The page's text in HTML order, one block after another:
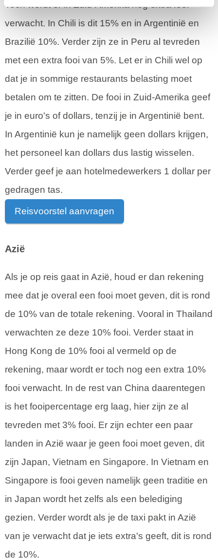
Toch wordt er in Zuid-Amerika nog extra fooi
verwacht. In Chili is dit 15% en in Argentinië en
Brazilië 10%. Verder zijn ze in Peru al tevreden
met een extra fooi van 5%. Let er in Chili wel op
dat je in sommige restaurants belasting moet
betalen om te zitten. De fooi in Zuid-Amerika geef
je in euro's of dollars, tenzij je in Argentinië bent.
In Argentinië kun je namelijk geen dollars krijgen,
het personeel kan dollars dus lastig wisselen.
Verder geef je aan hotelmedewerkers 1 dollar per
gedragen tas.
Reisvoorstel aanvragen
Azië
Als je op reis gaat in Azië, houd er dan rekening
mee dat je overal een fooi moet geven, dit is rond
de 10% van de totale rekening. Vooral in Thailand
verwachten ze deze 10% fooi. Verder staat in
Hong Kong de 10% fooi al vermeld op de
rekening, maar wordt er toch nog een extra 10%
fooi verwacht. In de rest van China daarentegen
is het fooipercentage erg laag, hier zijn ze al
tevreden met 3% fooi. Er zijn echter een paar
landen in Azië waar je geen fooi moet geven, dit
zijn Japan, Vietnam en Singapore. In Vietnam en
Singapore is fooi geven namelijk geen traditie en
in Japan wordt het zelfs als een belediging
gezien. Verder wordt als je de taxi pakt in Azië
van je verwacht dat je iets extra's geeft, dit is rond
de 10%.